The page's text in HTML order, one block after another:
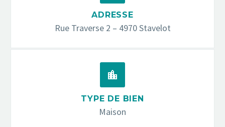
ADRESSE
Rue Traverse 2 – 4970 Stavelot


TYPE DE BIEN
Maison